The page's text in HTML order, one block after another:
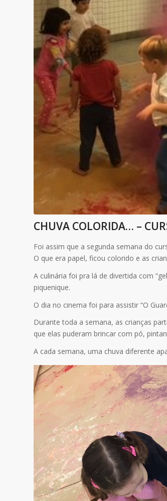
CHUVA COLORIDA… –
Foi assim que a segunda semana do
O que era papel, ficou colorido e as
A culinária foi pra lá de divertida com
piquenique.
O dia no cinema foi para assistir “O
Durante toda a semana, as crianças
que elas puderam brincar com pó,
A cada semana, uma chuva diferente